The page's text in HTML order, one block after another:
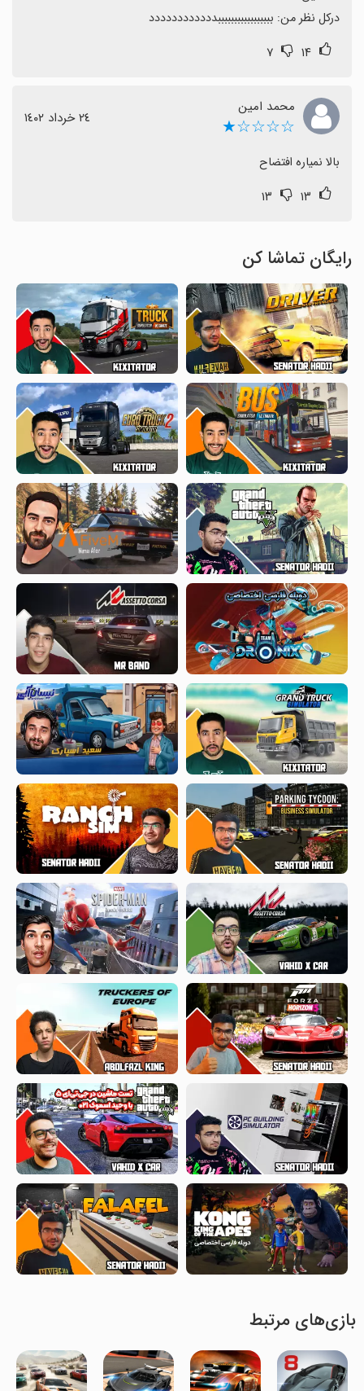
درکل نظر من: بببببببببببببببببدددددددددددد
۱۴ ۷
محمد امین
☆☆☆☆★ ٢٤ خرداد ١٤٠٢
بالا نمیاره افتضاح
۱۳ ۱۳
رایگان تماشا کن
بازی‌های مرتبط